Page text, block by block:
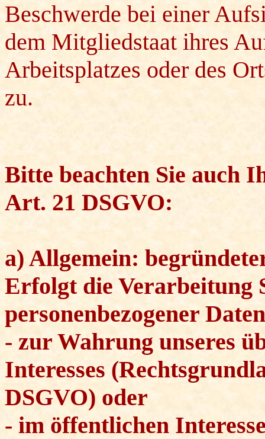
Beschwerde bei einer
dem Mitgliedstaat ihres
Arbeitsplatzes oder des
zu.
Bitte beachten Sie auch
Art. 21 DSGVO:
a) Allgemein:
Erfolgt die Verarbeitung
personenbezogener Daten
- zur Wahrung unseres
Interesses
DSGVO) oder
- im öffentlichen